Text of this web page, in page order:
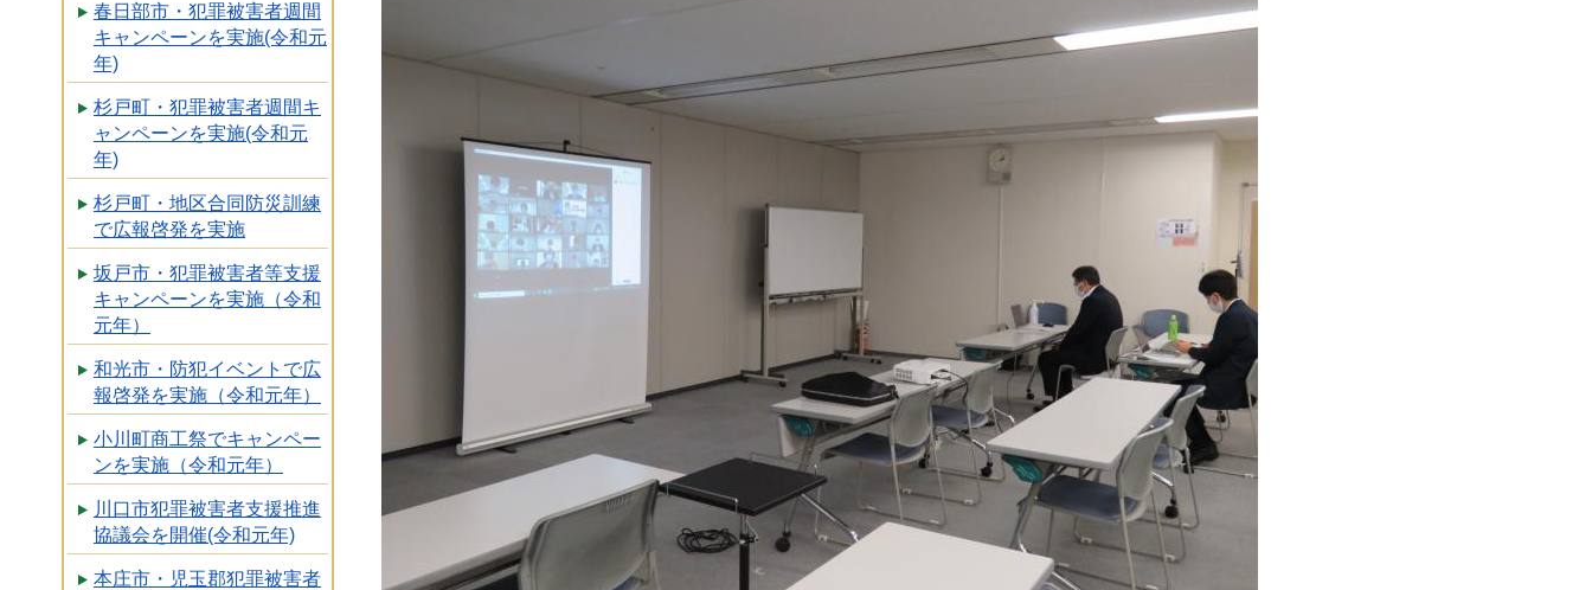
春日部市・犯罪被害者週間
キャンペーンを実施(令和元
年)
杉戸町・犯罪被害者週間キ
ャンペーンを実施(令和元
年)
杉戸町・地区合同防災訓練
で広報啓発を実施
坂戸市・犯罪被害者等支援
キャンペーンを実施（令和
元年）
和光市・防犯イベントで広
報啓発を実施（令和元年）
小川町商工祭でキャンペー
ンを実施（令和元年）
川口市犯罪被害者支援推進
協議会を開催(令和元年)
本庄市・児玉郡犯罪被害者